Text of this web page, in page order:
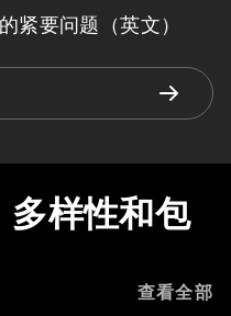
紧要问题（英文）
多样性和包
查看全部